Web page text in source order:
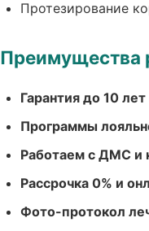
Протезирование
Преимущества
Гарантия до 10
Программы
Работаем с ДМС и
Рассрочка 0% и
Фото-протокол